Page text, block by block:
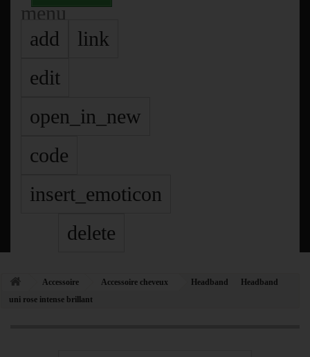
menu
add
link
edit
open_in_new
code
insert_emoticon
delete
Accessoire Accessoire cheveux Headband
Headband
uni rose intense brillant